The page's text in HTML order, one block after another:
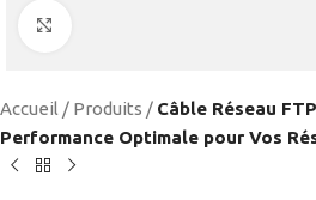
Accueil / Produits / Câble Réseau
Performance Optimale pour Vos